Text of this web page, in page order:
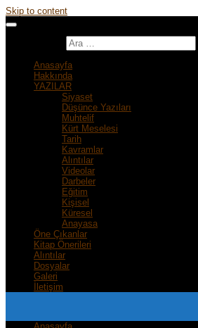
Skip to content
Anasayfa
Hakkında
YAZILAR
Siyaset
Düşünce Yazıları
Muhtelif
Kürt Meselesi
Tarih
Kavramlar
Alıntılar
Videolar
Darbeler
Eğitim
Kişisel
Küresel
Anayasa
Öne Çıkanlar
Kitap Önerileri
Alıntılar
Dosyalar
Galeri
İletişim